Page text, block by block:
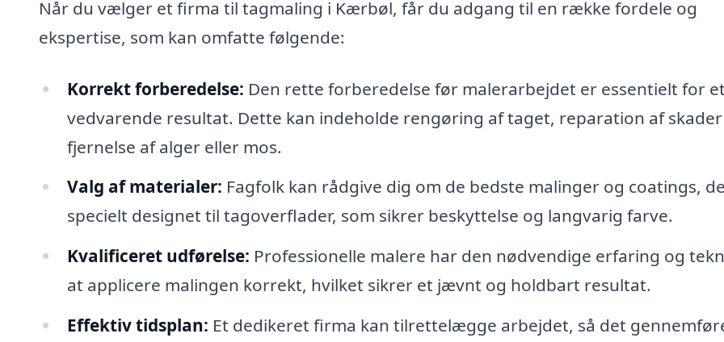
Når du vælger et firma til tagmaling i Kærbøl, får du adgang til en række fordele og
ekspertise, som kan omfatte følgende:
Korrekt forberedelse: Den rette forberedelse før malerarbejdet er essentielt for et
vedvarende resultat. Dette kan indeholde rengøring af taget, reparation af
fjernelse af alger eller mos.
Valg af materialer: Fagfolk kan rådgive dig om de bedste malinger og coatings,
specielt designet til tagoverflader, som sikrer beskyttelse og langvarig farve.
Kvalificeret udførelse: Professionelle malere har den nødvendige erfaring og
at applicere malingen korrekt, hvilket sikrer et jævnt og holdbart resultat.
Effektiv tidsplan: Et dedikeret firma kan tilrettelægge arbejdet, så det